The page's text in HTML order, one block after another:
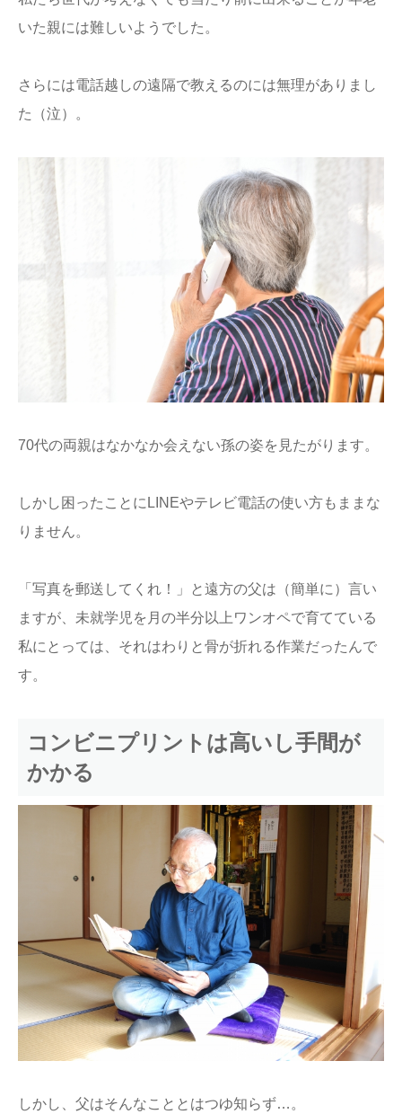
いた親には難しいようでした。
さらには電話越しの遠隔で教えるのには無理がありまし
た（泣）。
70代の両親はなかなか会えない孫の姿を見たがります。
しかし困ったことにLINEやテレビ電話の使い方もままな
りません。
「写真を郵送してくれ！」と遠方の父は（簡単に）言い
ますが、未就学児を月の半分以上ワンオペで育てている
私にとっては、それはわりと骨が折れる作業だったんで
す。
コンビニプリントは高いし手間が
かかる
しかし、父はそんなこととはつゆ知らず…。